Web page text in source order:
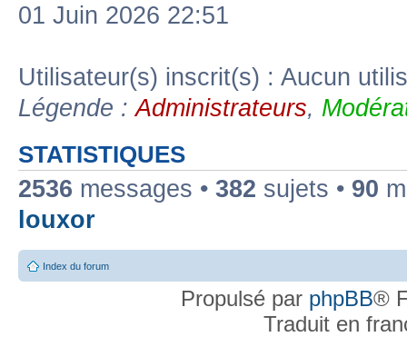
01 Juin 2026 22:51
Utilisateur(s) inscrit(s) : Aucun
Légende :Administrateurs,
STATISTIQUES
2536 messages • 382 sujets • 90
louxor
Index du forum
Propulsé par phpBB®
Traduit en